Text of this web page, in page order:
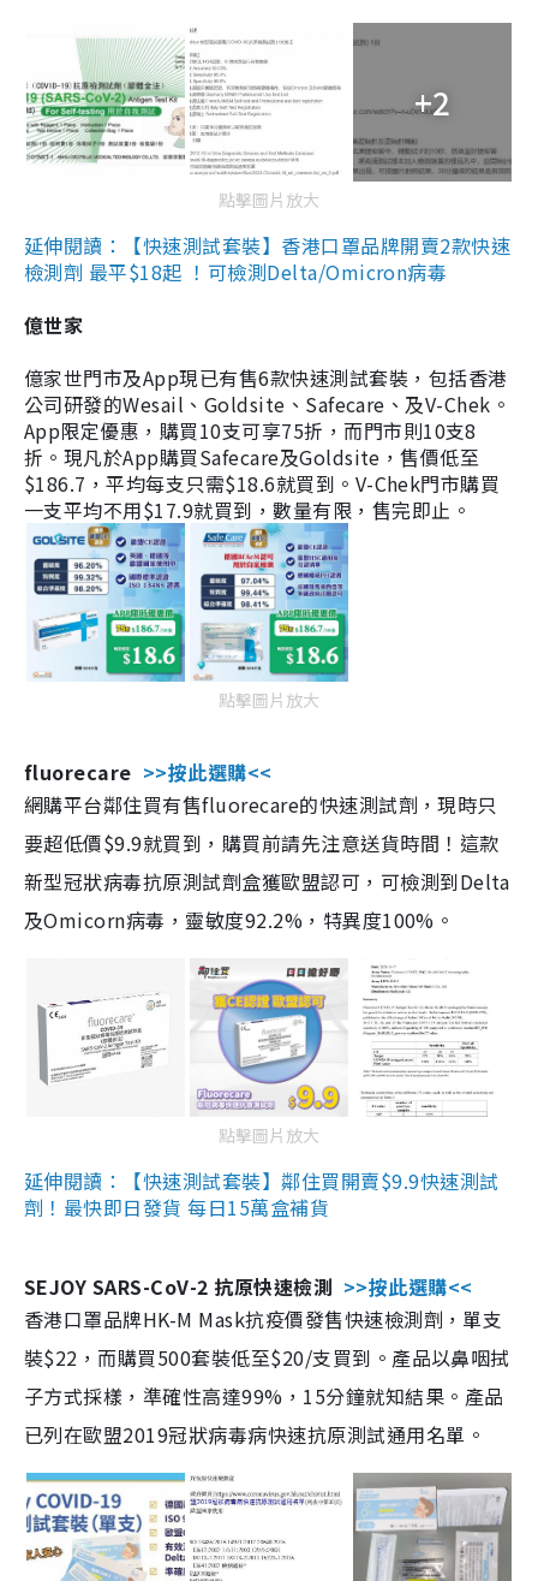
+2
點擊圖片放大
延伸閱讀：【快速測試套裝】香港口罩品牌開賣2款快速
檢測劑 最平$18起 ！可檢測Delta/Omicron病毒
億世家
億家世門市及App現已有售6款快速測試套裝，包括香港
公司研發的Wesail、Goldsite、Safecare、及V-Chek。
App限定優惠，購買10支可享75折，而門市則10支8
折。現凡於App購買Safecare及Goldsite，售價低至
$186.7，平均每支只需$18.6就買到。V-Chek門市購買
一支平均不用$17.9就買到，數量有限，售完即止。
點擊圖片放大
fluorecare >>按此選購<<
網購平台鄰住買有售fluorecare的快速測試劑，現時只
要超低價$9.9就買到，購買前請先注意送貨時間！這款
新型冠狀病毒抗原測試劑盒獲歐盟認可，可檢測到Delta
及Omicorn病毒，靈敏度92.2%，特異度100%。
點擊圖片放大
延伸閱讀：【快速測試套裝】鄰住買開賣$9.9快速測試
劑！最快即日發貨 每日15萬盒補貨
SEJOY SARS-CoV-2 抗原快速檢測 >>按此選購<<
香港口罩品牌HK-M Mask抗疫價發售快速檢測劑，單支
裝$22，而購買500套裝低至$20/支買到。產品以鼻咽拭
子方式採樣，準確性高達99%，15分鐘就知結果。產品
已列在歐盟2019冠狀病毒病快速抗原測試通用名單。